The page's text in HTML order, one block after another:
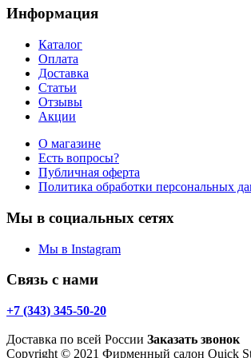
Информация
Каталог
Оплата
Доставка
Статьи
Отзывы
Акции
О магазине
Есть вопросы?
Публичная оферта
Политика обработки персональных
Мы в социальных сетях
Мы в Instagram
Связь с нами
+7 (343) 345-50-20
Доставка по всей России Заказать звонок
Copyright © 2021 Фирменный салон Quick